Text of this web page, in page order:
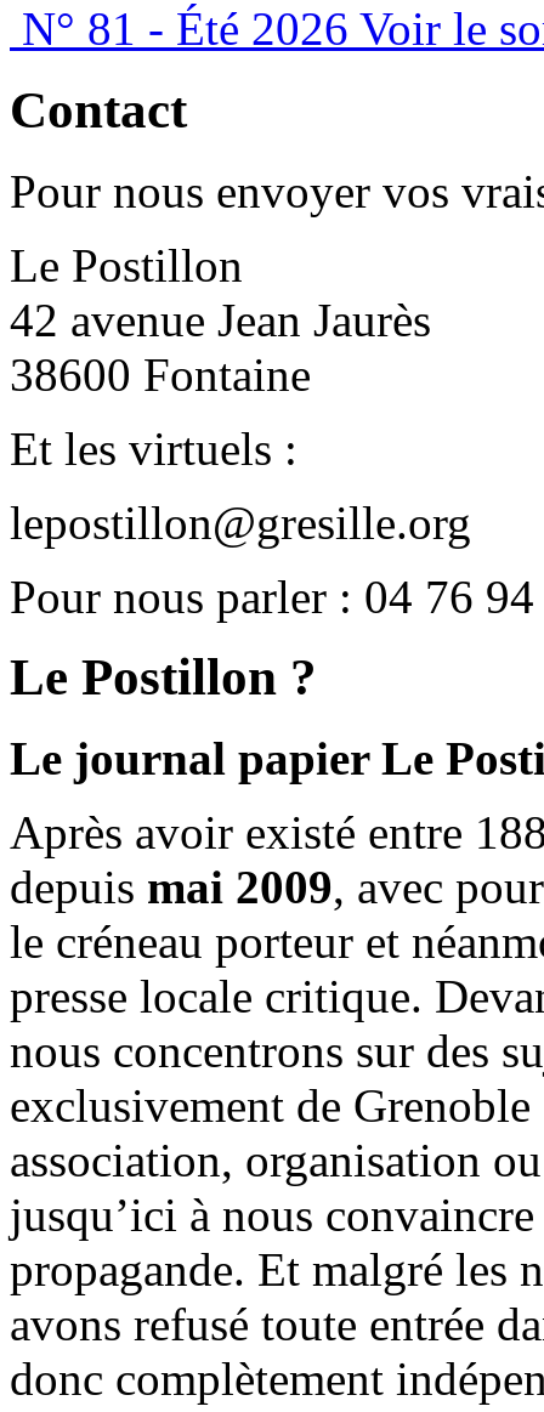
N° 81 - Été 2026 Voir le
Contact
Pour nous envoyer vos
Le Postillon
42 avenue Jean Jaurès
38600 Fontaine
Et les virtuels :
lepostillon@gresille.org
Pour nous parler : 04 76
Le Postillon ?
Le journal papier Le
Après avoir existé entre
depuis mai 2009, avec
le créneau porteur et
presse locale critique.
nous concentrons sur des
exclusivement de
association, organisation
jusqu’ici à nous
propagande. Et malgré les
avons refusé toute entrée
donc complètement